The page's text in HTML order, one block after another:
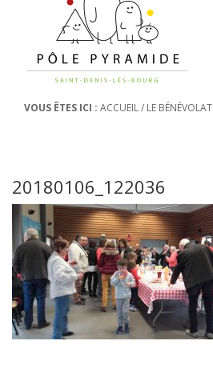
VOUS ÊTES ICI : ACCUEIL/ LE BÉNÉVOLAT
20180106_122036